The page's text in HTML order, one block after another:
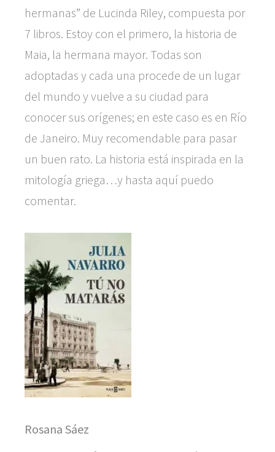
hermanas” de Lucinda Riley, compuesta por
7 libros. Estoy con el primero, la historia de
Maia, la hermana mayor. Todas son
adoptadas y cada una procede de un lugar
del mundo y vuelve a su ciudad para
conocer sus orígenes; en este caso es en Río
de Janeiro. Muy recomendable para pasar
un buen rato. La historia está inspirada en la
mitología griega…y hasta aquí puedo
comentar.
Rosana Sáez